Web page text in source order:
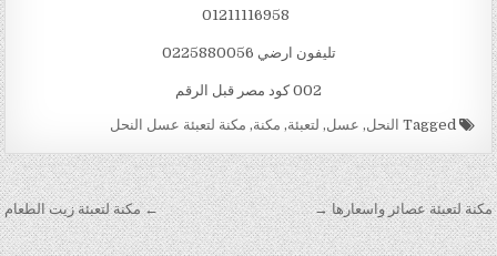
تليفون ارضي 0225880056
002 كود مصر قبل الرقم
Tagged النحل, عسل, لتعبئة, مكنة, مكنة لتعبئة عسل النحل
تصفّح المقالات ← مكنة لتعبئة زيت الطعام مكنة لتعبئة عصائر واسعارها →